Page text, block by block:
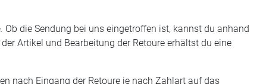
Ob die Sendung bei uns eingetroffen ist, kannst du anhand
Artikel und Bearbeitung der Retoure erhältst du eine
nach Eingang der Retoure je nach Zahlart auf das